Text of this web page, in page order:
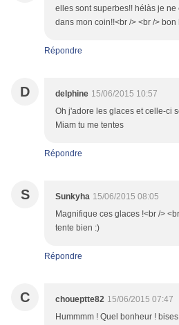
elles sont superbes!! hélàs je
dans mon coin!!<br /> <br /> bon
Répondre
D delphine 15/06/2015 10:57
Oh j'adore les glaces et celle-ci
Miam tu me tentes
Répondre
S Sunkyha 15/06/2015 08:05
Magnifique ces glaces !<br />
tente bien :)
Répondre
C choueptte82 15/06/2015 07:47
Hummmm ! Quel bonheur ! bises